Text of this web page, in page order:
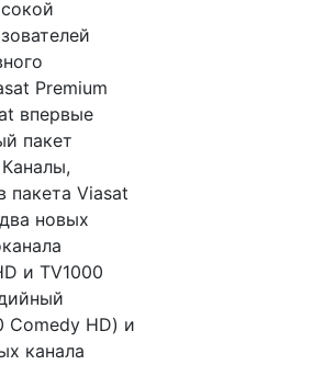
Premium
впервые
пакет
пакета Viasat
новых
и TV1000
Comedy HD) и
канала